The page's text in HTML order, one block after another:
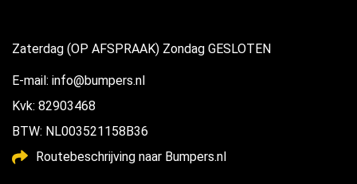
Zaterdag (OP AFSPRAAK) Zondag GESLOTEN
E-mail: info@bumpers.nl
Kvk: 82903468
BTW: NL003521158B36
Routebeschrijving naar Bumpers.nl